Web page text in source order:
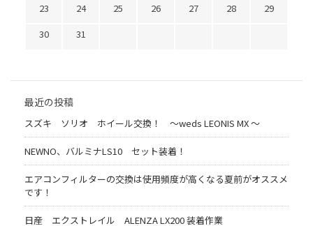
23
24 25 26 27 28
29
30
31
最近の投稿
スズキ ソリオ ホイール交換！ 〜weds LEONIS MX 〜
NEWNO、バルミナLS10 セット装着！
エアコンフィルターの交換は使用頻度が高くなる夏前がオススメ
です！
日産 エクストレイル ALENZA LX200 装着作業